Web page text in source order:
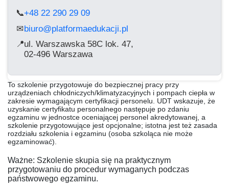
📞+48 22 290 29 09
✉biuro@platformaedukacji.pl
📍ul. Warszawska 58C lok. 47,
02-496 Warszawa
To szkolenie przygotowuje do bezpiecznej pracy przy
urządzeniach chłodniczych/klimatyzacyjnych i pompach ciepła w
zakresie wymagającym certyfikacji personelu. UDT wskazuje, że
uzyskanie certyfikatu personalnego następuje po zdaniu
egzaminu w jednostce oceniającej personel akredytowanej, a
szkolenie przygotowujące jest opcjonalne; istotna jest też zasada
rozdziału szkolenia i egzaminu (osoba szkoląca nie może
egzaminować).
Ważne: Szkolenie skupia się na praktycznym
przygotowaniu do procedur wymaganych podczas
państwowego egzaminu.